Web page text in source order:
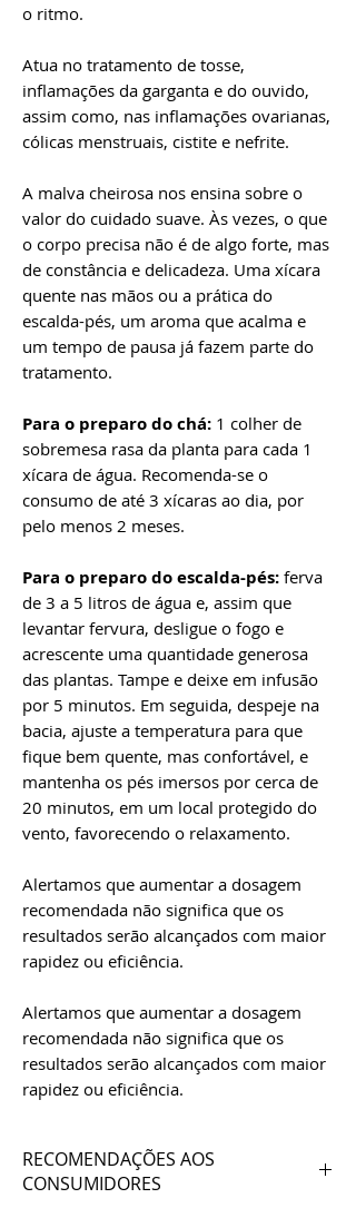
o ritmo.
Atua no tratamento de tosse,
inflamações da garganta e do ouvido,
assim como, nas inflamações ovarianas,
cólicas menstruais, cistite e nefrite.
A malva cheirosa nos ensina sobre o
valor do cuidado suave. Às vezes, o que
o corpo precisa não é de algo forte, mas
de constância e delicadeza. Uma xícara
quente nas mãos ou a prática do
escalda-pés, um aroma que acalma e
um tempo de pausa já fazem parte do
tratamento.
Para o preparo do chá: 1 colher de
sobremesa rasa da planta para cada 1
xícara de água. Recomenda-se o
consumo de até 3 xícaras ao dia, por
pelo menos 2 meses.
Para o preparo do escalda-pés: ferva
de 3 a 5 litros de água e, assim que
levantar fervura, desligue o fogo e
acrescente uma quantidade generosa
das plantas. Tampe e deixe em infusão
por 5 minutos. Em seguida, despeje na
bacia, ajuste a temperatura para que
fique bem quente, mas confortável, e
mantenha os pés imersos por cerca de
20 minutos, em um local protegido do
vento, favorecendo o relaxamento.
Alertamos que aumentar a dosagem
recomendada não significa que os
resultados serão alcançados com maior
rapidez ou eficiência.
Alertamos que aumentar a dosagem
recomendada não significa que os
resultados serão alcançados com maior
rapidez ou eficiência.
RECOMENDAÇÕES AOS
CONSUMIDORES